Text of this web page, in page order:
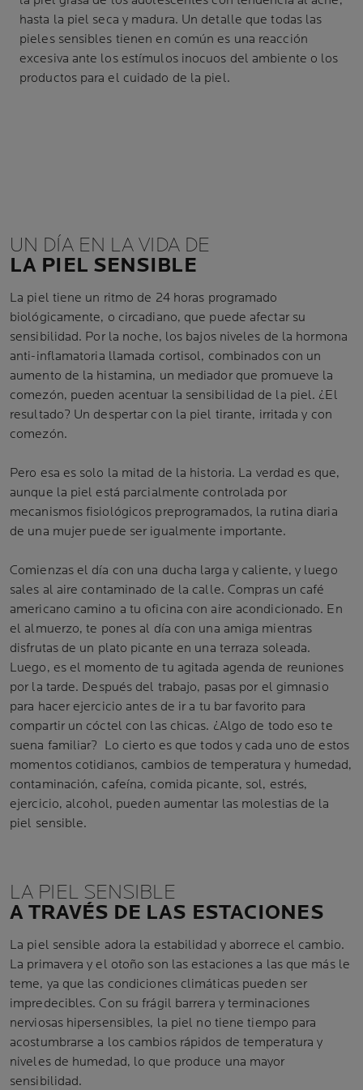
hasta la piel seca y madura. Un detalle que todas las
pieles sensibles tienen en común es una reacción
excesiva ante los estímulos inocuos del ambiente o los
productos para el cuidado de la piel.
UN DÍA EN LA VIDA DE
LA PIEL SENSIBLE
La piel tiene un ritmo de 24 horas programado
biológicamente, o circadiano, que puede afectar su
sensibilidad. Por la noche, los bajos niveles de la hormona
anti-inflamatoria llamada cortisol, combinados con un
aumento de la histamina, un mediador que promueve la
comezón, pueden acentuar la sensibilidad de la piel. ¿El
resultado? Un despertar con la piel tirante, irritada y con
comezón.
Pero esa es solo la mitad de la historia. La verdad es que,
aunque la piel está parcialmente controlada por
mecanismos fisiológicos preprogramados, la rutina diaria
de una mujer puede ser igualmente importante.
Comienzas el día con una ducha larga y caliente, y luego
sales al aire contaminado de la calle. Compras un café
americano camino a tu oficina con aire acondicionado. En
el almuerzo, te pones al día con una amiga mientras
disfrutas de un plato picante en una terraza soleada.
Luego, es el momento de tu agitada agenda de reuniones
por la tarde. Después del trabajo, pasas por el gimnasio
para hacer ejercicio antes de ir a tu bar favorito para
compartir un cóctel con las chicas. ¿Algo de todo eso te
suena familiar? Lo cierto es que todos y cada uno de estos
momentos cotidianos, cambios de temperatura y humedad,
contaminación, cafeína, comida picante, sol, estrés,
ejercicio, alcohol, pueden aumentar las molestias de la
piel sensible.
LA PIEL SENSIBLE
A TRAVÉS DE LAS ESTACIONES
La piel sensible adora la estabilidad y aborrece el cambio.
La primavera y el otoño son las estaciones a las que más le
teme, ya que las condiciones climáticas pueden ser
impredecibles. Con su frágil barrera y terminaciones
nerviosas hipersensibles, la piel no tiene tiempo para
acostumbrarse a los cambios rápidos de temperatura y
niveles de humedad, lo que produce una mayor
sensibilidad.